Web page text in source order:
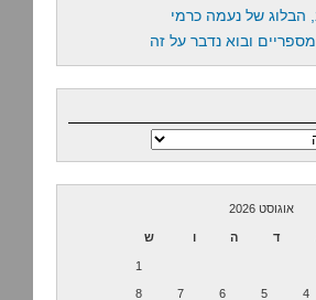
הבלוג של נעמה כרמי
ובוא נדבר על זה
אוגוסט 2026
ד ה ו ש
1
4
5
6
7
8